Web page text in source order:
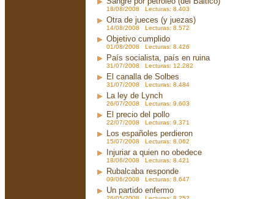
18/08/2008 Lecturas: 8.403
Otra de jueces (y juezas)
14/08/2008 Lecturas: 8.572
Objetivo cumplido
01/08/2008 Lecturas: 8.426
País socialista, país en ruina
31/07/2008 Lecturas: 12.282
El canalla de Solbes
31/07/2008 Lecturas: 8.484
La ley de Lynch
26/07/2008 Lecturas: 9.603
El precio del pollo
22/07/2008 Lecturas: 9.371
Los españoles perdieron
15/07/2008 Lecturas: 8.062
Injuriar a quien no obedece
18/06/2008 Lecturas: 8.421
Rubalcaba responde
09/06/2008 Lecturas: 8.647
Un partido enfermo